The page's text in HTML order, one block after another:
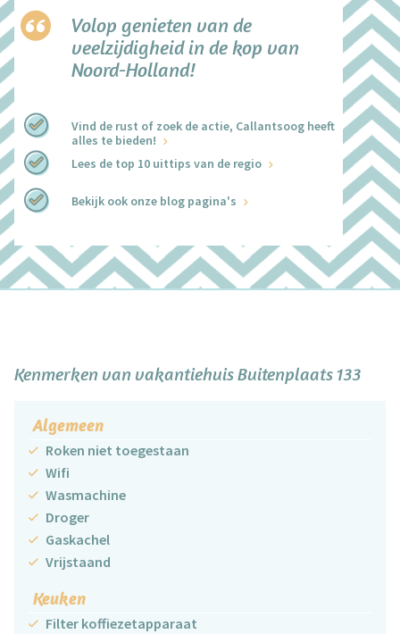
Volop genieten van de
veelzijdigheid in de kop van
Noord-Holland!
Vind de rust of zoek de actie, Callantsoog heeft
alles te bieden!
Lees de top 10 uittips van de regio
Bekijk ook onze blog pagina's
+
−
Kenmerken van vakantiehuis Buitenplaats 133
Algemeen
Roken niet toegestaan
Wifi
Wasmachine
Droger
Gaskachel
Vrijstaand
Keuken
Filter koffiezetapparaat